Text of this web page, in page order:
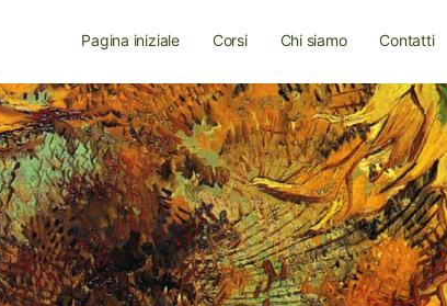
Pagina iniziale Corsi Chi siamo Contatti